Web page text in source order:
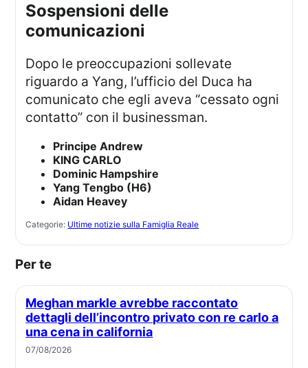
sospensioni delle
comunicazioni
Dopo le preoccupazioni sollevate
riguardo a Yang, l’ufficio del Duca ha
comunicato che egli aveva “cessato ogni
contatto” con il businessman.
Principe Andrew
KING CARLO
Dominic Hampshire
Yang Tengbo (H6)
Aidan Heavey
Categorie: Ultime notizie sulla Famiglia Reale
Per te
Meghan markle avrebbe raccontato
dettagli dell’incontro privato con re carlo a
una cena in california
07/08/2026